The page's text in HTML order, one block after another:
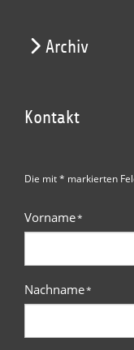
Archiv
Kontakt
Die mit * markierten
Vorname*
Nachname*